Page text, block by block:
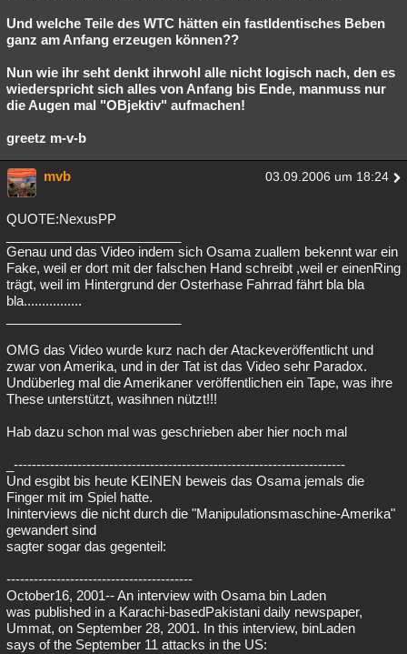
Und welche Teile des WTC hätten ein fastIdentisches Beben
ganz am Anfang erzeugen können??
Nun wie ihr seht denkt ihrwohl alle nicht logisch nach, den es
wiederspricht sich alles von Anfang bis Ende, manmuss nur
die Augen mal "OBjektiv" aufmachen!
greetz m-v-b
mvb 03.09.2006 um 18:24
QUOTE:NexusPP
Genau und das Video indem sich Osama zuallem bekennt war ein
Fake, weil er dort mit der falschen Hand schreibt ,weil er einenRing
trägt, weil im Hintergrund der Osterhase Fahrrad fährt bla bla
bla................
OMG das Video wurde kurz nach der Atackeveröffentlicht und
zwar von Amerika, und in der Tat ist das Video sehr Paradox.
Undüberleg mal die Amerikaner veröffentlichen ein Tape, was ihre
These unterstützt, wasihnen nützt!!!
Hab dazu schon mal was geschrieben aber hier noch mal
_-------------------------------------------------------------------------
Und esgibt bis heute KEINEN beweis das Osama jemals die
Finger mit im Spiel hatte.
Ininterviews die nicht durch die "Manipulationsmaschine-Amerika"
gewandert sind
sagter sogar das gegenteil:
-----------------------------------------
October16, 2001-- An interview with Osama bin Laden
was published in a Karachi-basedPakistani daily newspaper,
Ummat, on September 28, 2001. In this interview, binLaden
says of the September 11 attacks in the US: